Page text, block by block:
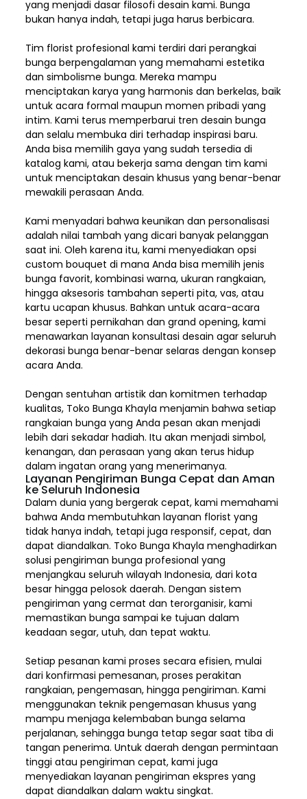
yang menjadi dasar filosofi desain kami. Bunga
bukan hanya indah, tetapi juga harus berbicara.
Tim florist profesional kami terdiri dari perangkai
bunga berpengalaman yang memahami estetika
dan simbolisme bunga. Mereka mampu
menciptakan karya yang harmonis dan berkelas, baik
untuk acara formal maupun momen pribadi yang
intim. Kami terus memperbarui tren desain bunga
dan selalu membuka diri terhadap inspirasi baru.
Anda bisa memilih gaya yang sudah tersedia di
katalog kami, atau bekerja sama dengan tim kami
untuk menciptakan desain khusus yang benar-benar
mewakili perasaan Anda.
Kami menyadari bahwa keunikan dan personalisasi
adalah nilai tambah yang dicari banyak pelanggan
saat ini. Oleh karena itu, kami menyediakan opsi
custom bouquet di mana Anda bisa memilih jenis
bunga favorit, kombinasi warna, ukuran rangkaian,
hingga aksesoris tambahan seperti pita, vas, atau
kartu ucapan khusus. Bahkan untuk acara-acara
besar seperti pernikahan dan grand opening, kami
menawarkan layanan konsultasi desain agar seluruh
dekorasi bunga benar-benar selaras dengan konsep
acara Anda.
Dengan sentuhan artistik dan komitmen terhadap
kualitas, Toko Bunga Khayla menjamin bahwa setiap
rangkaian bunga yang Anda pesan akan menjadi
lebih dari sekadar hadiah. Itu akan menjadi simbol,
kenangan, dan perasaan yang akan terus hidup
dalam ingatan orang yang menerimanya.
Layanan Pengiriman Bunga Cepat dan Aman
ke Seluruh Indonesia
Dalam dunia yang bergerak cepat, kami memahami
bahwa Anda membutuhkan layanan florist yang
tidak hanya indah, tetapi juga responsif, cepat, dan
dapat diandalkan. Toko Bunga Khayla menghadirkan
solusi pengiriman bunga profesional yang
menjangkau seluruh wilayah Indonesia,dari kota
besar hingga pelosok daerah. Dengan sistem
pengiriman yang cermat dan terorganisir, kami
memastikan bunga sampai ke tujuan dalam
keadaan segar, utuh, dan tepat waktu.
Setiap pesanan kami proses secara efisien, mulai
dari konfirmasi pemesanan, proses perakitan
rangkaian, pengemasan, hingga pengiriman. Kami
menggunakan teknik pengemasan khusus yang
mampu menjaga kelembaban bunga selama
perjalanan, sehingga bunga tetap segar saat tiba di
tangan penerima. Untuk daerah dengan permintaan
tinggi atau pengiriman cepat, kami juga
menyediakan layanan pengiriman ekspres yang
dapat diandalkan dalam waktu singkat.